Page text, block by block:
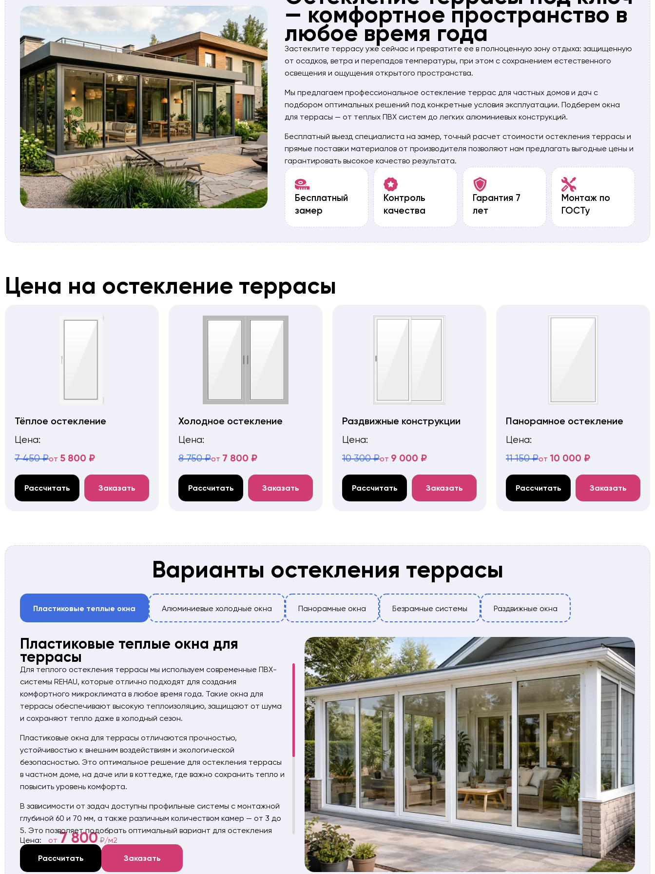
— комфортное пространство в
любое время года
Застеклите террасу уже сейчас и превратите ее в полноценную зону отдыха: защищенную
от осадков, ветра и перепадов температуры, при этом с сохранением естественного
освещения и ощущения открытого пространства.
Мы предлагаем профессиональное остекление террас для частных домов и дач с
подбором оптимальных решений под конкретные условия эксплуатации. Подберем окна
для террасы — от теплых ПВХ систем до легких алюминиевых конструкций.
Бесплатный выезд специалиста на замер, точный расчет стоимости остекления террасы и
прямые поставки материалов от производителя позволяют нам предлагать выгодные цены и
гарантировать высокое качество результата.
Бесплатный
замер
Контроль
качества
Гарантия 7
лет
Монтаж по
ГОСТу
Цена на остекление террасы
Тёплое остекление
Цена:
7 450 ₽от 5 800 ₽
Рассчитать Заказать
Холодное остекление
Цена:
8 750 ₽от 7 800 ₽
Рассчитать Заказать
Раздвижные конструкции
Цена:
10 300 ₽от 9 000 ₽
Рассчитать Заказать
Панорамное остекление
Цена:
11 150 ₽от 10 000 ₽
Рассчитать Заказать
Варианты остекления террасы
Пластиковые теплые окна Алюминиевые холодные окна Панорамные окна Безрамные системы Раздвижные окна
Пластиковые теплые окна для
террасы
Для теплого остекления террасы мы используем современные ПВХ-
системы REHAU, которые отлично подходят для создания
комфортного микроклимата в любое время года. Такие окна для
террасы обеспечивают высокую теплоизоляцию, защищают от шума
и сохраняют тепло даже в холодный сезон.
Пластиковые окна для террасы отличаются прочностью,
устойчивостью к внешним воздействиям и экологической
безопасностью. Это оптимальное решение для остекления террасы
в частном доме, на даче или в коттедже, где важно сохранить тепло и
повысить уровень комфорта.
В зависимости от задач доступны профильные системы с монтажной
глубиной 60 и 70 мм, а также различным количеством камер — от 3 до
5. Это позволяет подобрать оптимальный вариант для остекления
террасы дома с учетом бюджета и требований к теплоизоляции.
Срок службы таких конструкций достигает 50–60 лет.
Цена: от 7 800 ₽/м2
Рассчитать
Заказать